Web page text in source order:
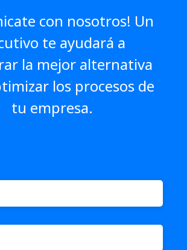
con nosotros! Un
te ayudará a
la mejor alternativa
los procesos de
tu empresa.